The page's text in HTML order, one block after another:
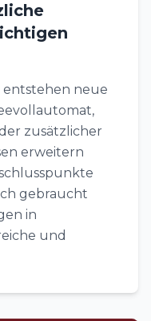
entstehen neue
zusätzlicher
erweitern
gebraucht
in
und